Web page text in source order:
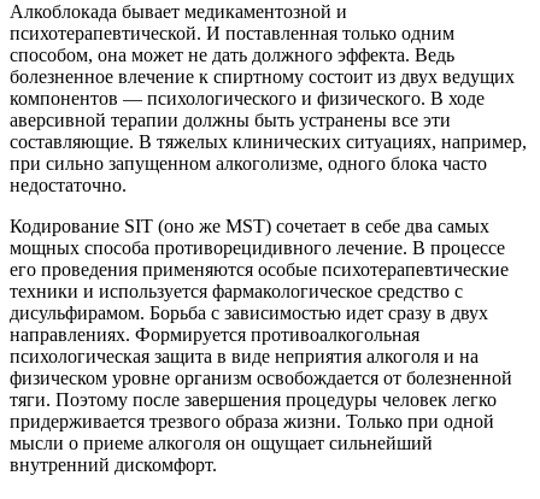
Алкоблокада бывает медикаментозной и
психотерапевтической. И поставленная только одним
способом, она может не дать должного эффекта. Ведь
болезненное влечение к спиртному состоит из двух ведущих
компонентов — психологического и физического. В ходе
аверсивной терапии должны быть устранены все эти
составляющие. В тяжелых клинических ситуациях, например,
при сильно запущенном алкоголизме, одного блока часто
недостаточно.
Кодирование SIT (оно же MST) сочетает в себе два самых
мощных способа противорецидивного лечение. В процессе
его проведения применяются особые психотерапевтические
техники и используется фармакологическое средство с
дисульфирамом. Борьба с зависимостью идет сразу в двух
направлениях. Формируется противоалкогольная
психологическая защита в виде неприятия алкоголя и на
физическом уровне организм освобождается от болезненной
тяги. Поэтому после завершения процедуры человек легко
придерживается трезвого образа жизни. Только при одной
мысли о приеме алкоголя он ощущает сильнейший
внутренний дискомфорт.